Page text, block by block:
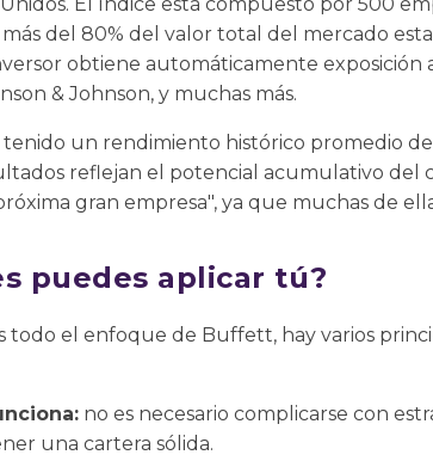
del 80% del valor total del mercado
obtiene automáticamente exposición
& Johnson, y muchas más.
tenido un rendimiento histórico promedio
reflejan el potencial acumulativo del
gran empresa", ya que muchas de
puedes aplicar tú?
todo el enfoque de Buffett, hay varios
no es necesario complicarse con
una cartera sólida.